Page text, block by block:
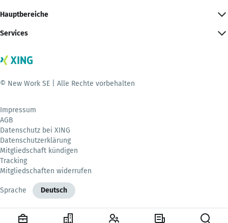
Hauptbereiche
Services
© New Work SE | Alle Rechte vorbehalten
Impressum
AGB
Datenschutz bei XING
Datenschutzerklärung
Mitgliedschaft kündigen
Tracking
Mitgliedschaften widerrufen
Sprache Deutsch